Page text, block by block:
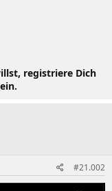
registriere Dich
#21.002